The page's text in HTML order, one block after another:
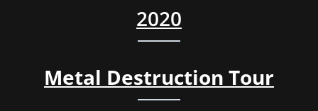
2020
Metal Destruction Tour